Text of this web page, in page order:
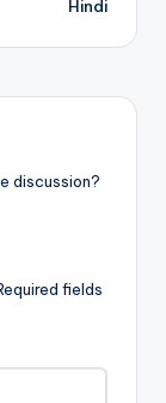
Hindi
discussion?
fields